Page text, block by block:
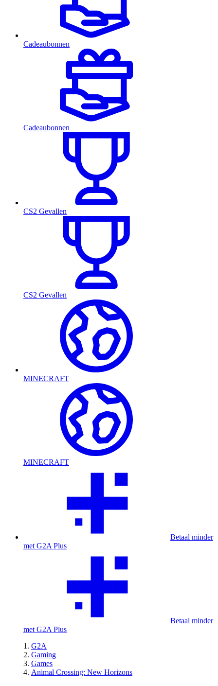
Cadeaubonnen
Cadeaubonnen
CS2 Gevallen
CS2 Gevallen
MINECRAFT
MINECRAFT
Betaal minder
met G2A Plus
Betaal minder
met G2A Plus
G2A
Gaming
Games
Animal Crossing: New Horizons